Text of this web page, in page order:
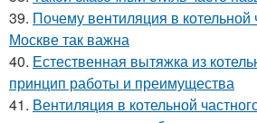
39. Почему вентиляция в котельной
Москве так важна
40. Естественная вытяжка из
принцип работы и преимущества
41. Вентиляция в котельной